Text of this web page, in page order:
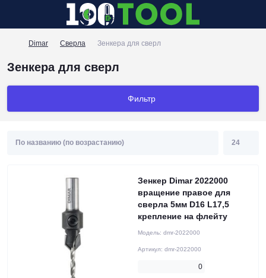
Dimar Сверла Зенкера для сверл
Зенкера для сверл
Фильтр
Зенкер Dimar 2022000
вращение правое для
сверла 5мм D16 L17,5
крепление на флейту
Модель: dmr-2022000
Артикул: dmr-2022000
0